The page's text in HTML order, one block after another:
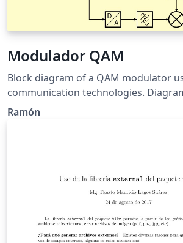
Modulador QAM
Block diagram of a QAM modulator
communication technologies. Diagrama en bloques de
un modulador QAM usado en
Ramón